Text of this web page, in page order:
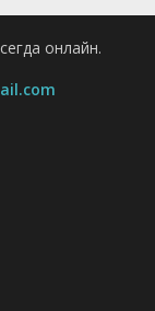
онлайн.